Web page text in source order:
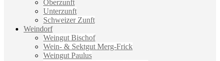
Oberzunft
Unterzunft
Schweizer Zunft
Weindorf
Weingut Bischof
Wein- & Sektgut Merg-Frick
Weingut Paulus